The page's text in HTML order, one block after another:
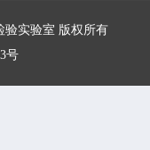
验实验室 版权所有
号